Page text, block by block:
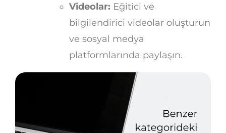
Videolar: Eğitici ve
bilgilendirici videolar oluşturun
ve sosyal medya
platformlarında paylaşın.